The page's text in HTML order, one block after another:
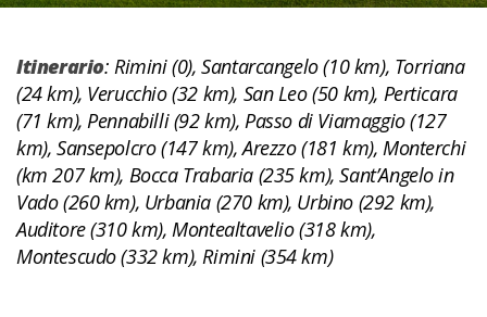
Itinerario: Rimini (0), Santarcangelo (10 km), Torriana
(24 km), Verucchio (32 km), San Leo (50 km), Perticara
(71 km), Pennabilli (92 km), Passo di Viamaggio (127
km), Sansepolcro (147 km), Arezzo (181 km), Monterchi
(km 207 km), Bocca Trabaria (235 km), Sant’Angelo in
Vado (260 km), Urbania (270 km), Urbino (292 km),
Auditore (310 km), Montealtavelio (318 km),
Montescudo (332 km), Rimini (354 km)